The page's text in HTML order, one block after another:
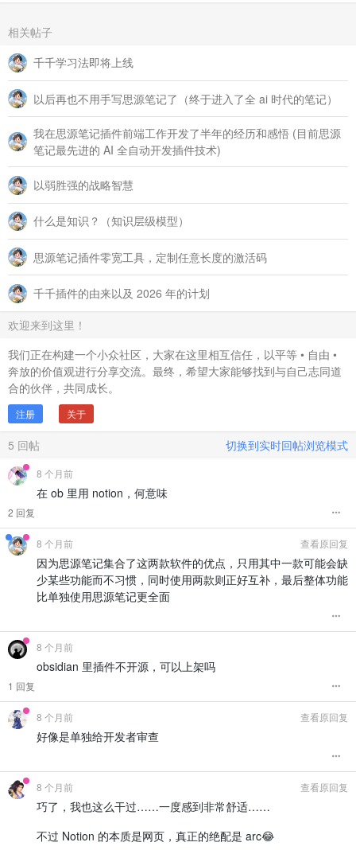
相关帖子
千千学习法即将上线
以后再也不用手写思源笔记了（终于进入了全 ai 时代的笔记）
我在思源笔记插件前端工作开发了半年的经历和感悟 (目前思源
笔记最先进的 AI 全自动开发插件技术)
以弱胜强的战略智慧
什么是知识？（知识层级模型）
思源笔记插件零宽工具，定制任意长度的激活码
千千插件的由来以及 2026 年的计划
欢迎来到这里！
我们正在构建一个小众社区，大家在这里相互信任，以平等 • 自由 •
奔放的价值观进行分享交流。最终，希望大家能够找到与自己志同道
合的伙伴，共同成长。
注册 关于
5 回帖 切换到实时回帖浏览模式
8 个月前
在 ob 里用 notion，何意味
2 回复
8 个月前 查看原回复
因为思源笔记集合了这两款软件的优点，只用其中一款可能会缺
少某些功能而不习惯，同时使用两款则正好互补，最后整体功能
比单独使用思源笔记更全面
8 个月前
obsidian 里插件不开源，可以上架吗
1 回复
8 个月前 查看原回复
好像是单独给开发者审查
8 个月前 查看原回复
巧了，我也这么干过……一度感到非常舒适……
不过 Notion 的本质是网页，真正的绝配是 arc😂